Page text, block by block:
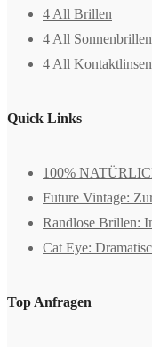
4 All Brillen
4 All Sonnenbrillen
4 All Kontaktlinsen
Quick Links
100%
Future Vintage:
Randlose Brillen:
Cat Eye:
Top Anfragen